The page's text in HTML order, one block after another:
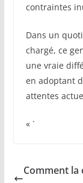
contraintes
Dans un
chargé, ce
une vraie
en adoptant
attentes
« `
Comment